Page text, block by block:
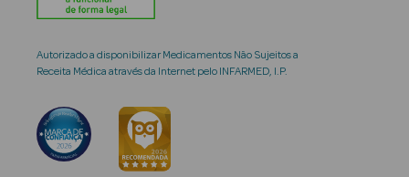
Autorizado a disponibilizar Medicamentos Não Sujeitos a
Receita Médica através da Internet pelo INFARMED, I.P.